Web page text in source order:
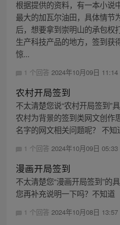
根据提供的资料，有一本小说
最大的加瓦尔油田，具体情节
后，想要拿到崇明山的承包权
生产科技产品的地方，签到获
惊...
1 个回答 2024年10月09日 11:14
农村开局签到
不太清楚您说“农村开局签到”
农村为背景的签到类网文创作
名字的网文相关问题呢？ 不知
1 个回答 2024年10月09日 05:33
漫画开局签到
不太清楚您“漫画开局签到”的
您再补充说明一下吗？不知道
1 个回答 2024年10月08日 13:57